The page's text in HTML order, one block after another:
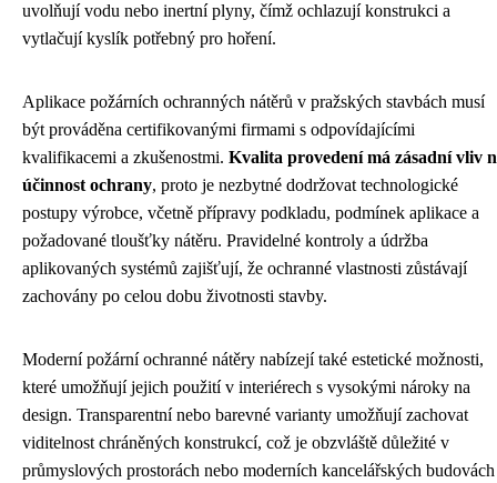
uvolňují vodu nebo inertní plyny, čímž ochlazují konstrukci a
vytlačují kyslík potřebný pro hoření.
Aplikace požárních ochranných nátěrů v pražských stavbách musí
být prováděna certifikovanými firmami s odpovídajícími
kvalifikacemi a zkušenostmi. Kvalita provedení má zásadní vliv
účinnost ochrany, proto je nezbytné dodržovat technologické
postupy výrobce, včetně přípravy podkladu, podmínek aplikace a
požadované tloušťky nátěru. Pravidelné kontroly a údržba
aplikovaných systémů zajišťují, že ochranné vlastnosti zůstávají
zachovány po celou dobu životnosti stavby.
Moderní požární ochranné nátěry nabízejí také estetické možnosti,
které umožňují jejich použití v interiérech s vysokými nároky na
design. Transparentní nebo barevné varianty umožňují zachovat
viditelnost chráněných konstrukcí, což je obzvláště důležité v
průmyslových prostorách nebo moderních kancelářských budovách